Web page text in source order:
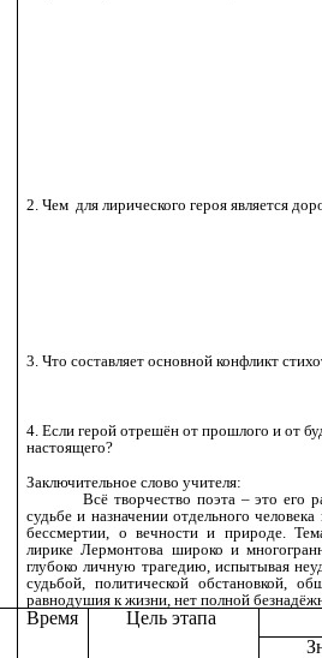
2. Чем для лирического героя является
3.Что составляет основной конфликт
4. Если герой отрешён от прошлого и от
настоящего?
Заключительное слово учителя:
Всё творчество поэта – это его
судьбе и назначении отдельного
бессмертии, о вечности и природе.
лирике Лермонтова широко и
глубоко личную трагедию, испытывая
судьбой, политической обстановкой,
равнодушия к жизни, нет полной
Время
Цель этапа